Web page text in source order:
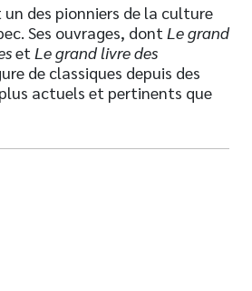
un des pionniers de la culture
Ses ouvrages, dont Le grand
et Le grand livre des
de classiques depuis des
actuels et pertinents que